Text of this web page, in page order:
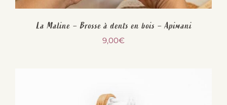
La Maline – Brosse à dents en bois – Apimani
9,00€